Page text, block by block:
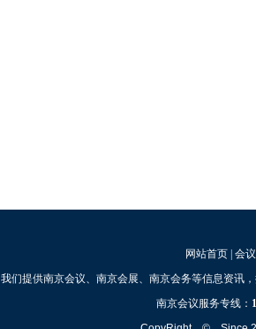
网站首页| 会
我们提供南京会议、南京会展、南京会务等信息资讯
南京会议服务专线：